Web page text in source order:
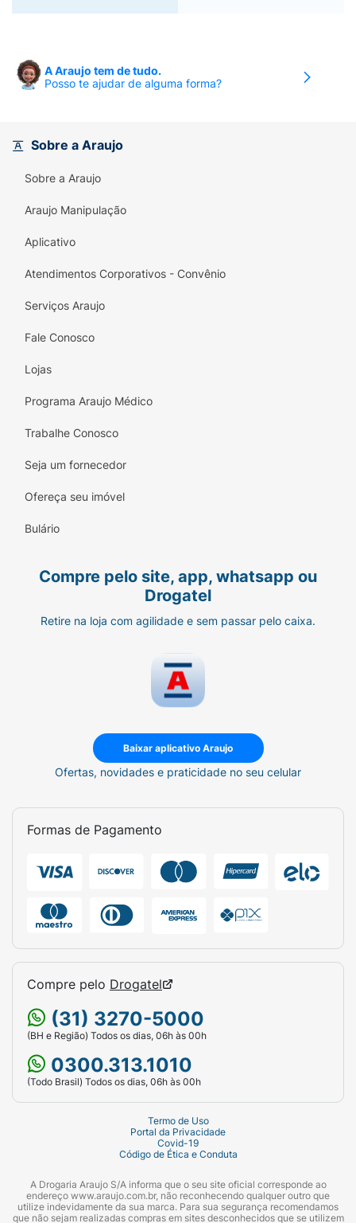
A Araujo tem de tudo.
Posso te ajudar de alguma forma?
Sobre a Araujo
Sobre a Araujo
Araujo Manipulação
Aplicativo
Atendimentos Corporativos - Convênio
Serviços Araujo
Fale Conosco
Lojas
Programa Araujo Médico
Trabalhe Conosco
Seja um fornecedor
Ofereça seu imóvel
Bulário
Compre pelo site, app, whatsapp ou
Drogatel
Retire na loja com agilidade e sem passar pelo caixa.
Baixar aplicativo Araujo
Ofertas, novidades e praticidade no seu celular
Formas de Pagamento
Compre pelo Drogatel
(31) 3270-5000
(BH e Região) Todos os dias, 06h às 00h
0300.313.1010
(Todo Brasil) Todos os dias, 06h às 00h
Termo de Uso
Portal da Privacidade
Covid-19
Código de Ética e Conduta
A Drogaria Araujo S/A informa que o seu site oficial corresponde ao
endereço www.araujo.com.br, não reconhecendo qualquer outro que
utilize indevidamente da sua marca. Para sua segurança recomendamos
que não sejam realizadas compras em sites desconhecidos que se utilizem